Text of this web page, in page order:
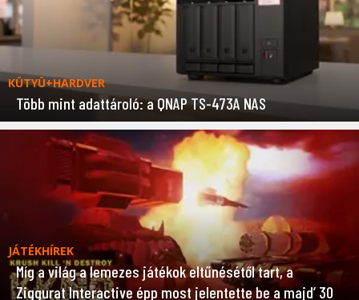
KÜTYÜ+HARDVER
Több mint adattároló: a QNAP TS-473A NAS
JÁTÉKHÍREK
Míg a világ a lemezes játékok eltűnésétől tart, a
Ziggurat Interactive épp most jelentette be a majd’ 30